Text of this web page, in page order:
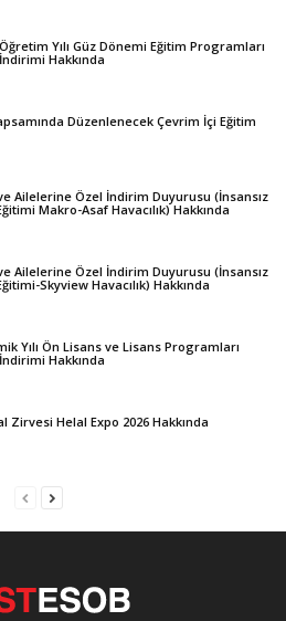
Yılı Güz Dönemi Eğitim Programları
Hakkında
Düzenlenecek Çevrim İçi Eğitim
Ailelerine Özel İndirim Duyurusu (İnsansız
Makro-Asaf Havacılık) Hakkında
Ailelerine Özel İndirim Duyurusu (İnsansız
Skyview Havacılık) Hakkında
Yılı Ön Lisans ve Lisans Programları
Hakkında
Zirvesi Helal Expo 2026 Hakkında